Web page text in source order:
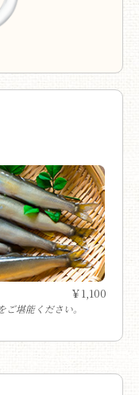
￥1,100
堪能ください。